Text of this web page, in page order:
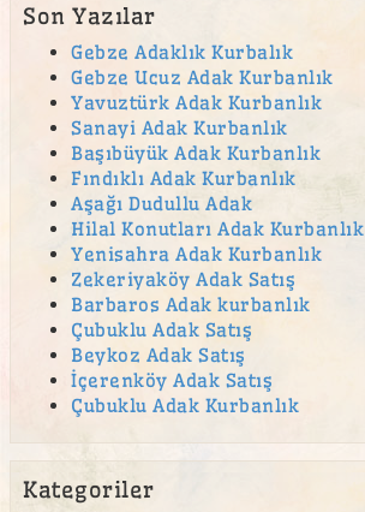
Son Yazılar
Gebze Adaklık Kurbalık
Gebze Ucuz Adak Kurbanlık
Yavuztürk Adak Kurbanlık
Sanayi Adak Kurbanlık
Başıbüyük Adak Kurbanlık
Fındıklı Adak Kurbanlık
Aşağı Dudullu Adak
Hilal Konutları Adak Kurbanlık
Yenisahra Adak Kurbanlık
Zekeriyaköy Adak Satış
Barbaros Adak kurbanlık
Çubuklu Adak Satış
Beykoz Adak Satış
İçerenköy Adak Satış
Çubuklu Adak Kurbanlık
Kategoriler